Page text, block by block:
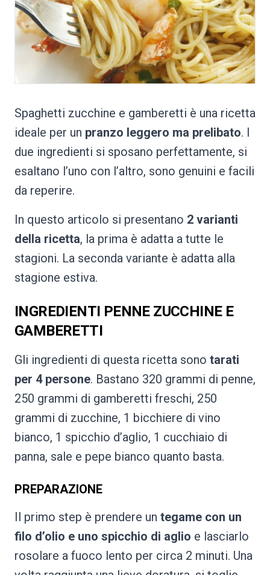
Spaghetti zucchine e gamberetti è una ricetta
ideale per un pranzo leggero ma prelibato. I
due ingredienti si sposano perfettamente, si
esaltano l’uno con l’altro, sono genuini e facili
da reperire.
In questo articolo si presentano 2 varianti
della ricetta, la prima è adatta a tutte le
stagioni. La seconda variante è adatta alla
stagione estiva.
INGREDIENTI PENNE ZUCCHINE E
GAMBERETTI
Gli ingredienti di questa ricetta sono tarati
per 4 persone. Bastano 320 grammi di penne,
250 grammi di gamberetti freschi, 250
grammi di zucchine, 1 bicchiere di vino
bianco, 1 spicchio d’aglio, 1 cucchiaio di
panna, sale e pepe bianco quanto basta.
PREPARAZIONE
Il primo step è prendere un tegame con un
filo d’olio e uno spicchio di aglio e lasciarlo
rosolare a fuoco lento per circa 2 minuti. Una